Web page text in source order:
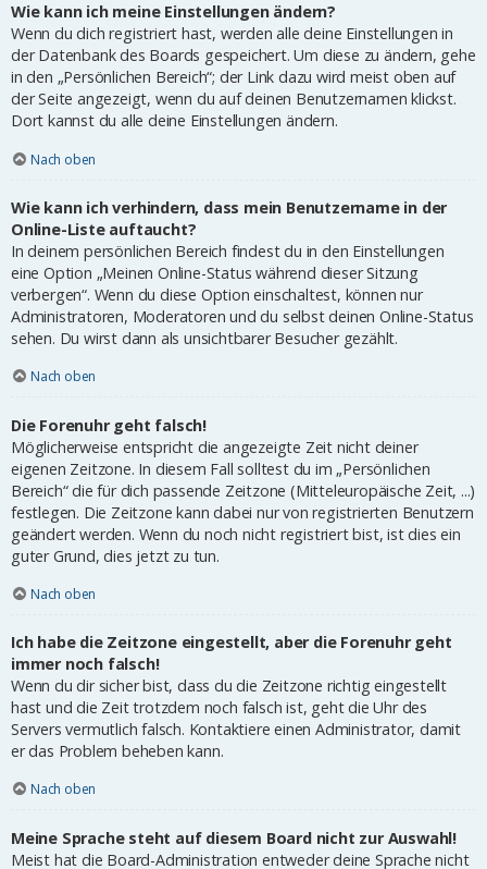
Wie kann ich meine Einstellungen ändern?
Wenn du dich registriert hast, werden alle deine Einstellungen in
der Datenbank des Boards gespeichert. Um diese zu ändern, gehe
in den „Persönlichen Bereich“; der Link dazu wird meist oben auf
der Seite angezeigt, wenn du auf deinen Benutzernamen klickst.
Dort kannst du alle deine Einstellungen ändern.
Nach oben
Wie kann ich verhindern, dass mein Benutzername in der
Online-Liste auftaucht?
In deinem persönlichen Bereich findest du in den Einstellungen
eine Option „Meinen Online-Status während dieser Sitzung
verbergen“. Wenn du diese Option einschaltest, können nur
Administratoren, Moderatoren und du selbst deinen Online-Status
sehen. Du wirst dann als unsichtbarer Besucher gezählt.
Nach oben
Die Forenuhr geht falsch!
Möglicherweise entspricht die angezeigte Zeit nicht deiner
eigenen Zeitzone. In diesem Fall solltest du im „Persönlichen
Bereich“ die für dich passende Zeitzone (Mitteleuropäische Zeit, ...)
festlegen. Die Zeitzone kann dabei nur von registrierten Benutzern
geändert werden. Wenn du noch nicht registriert bist, ist dies ein
guter Grund, dies jetzt zu tun.
Nach oben
Ich habe die Zeitzone eingestellt, aber die Forenuhr geht
immer noch falsch!
Wenn du dir sicher bist, dass du die Zeitzone richtig eingestellt
hast und die Zeit trotzdem noch falsch ist, geht die Uhr des
Servers vermutlich falsch. Kontaktiere einen Administrator, damit
er das Problem beheben kann.
Nach oben
Meine Sprache steht auf diesem Board nicht zur Auswahl!
Meist hat die Board-Administration entweder deine Sprache nicht